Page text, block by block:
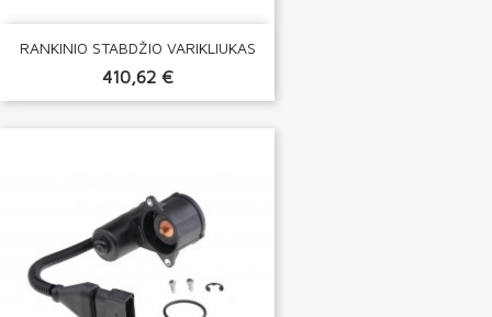
RANKINIO STABDŽIO VARIKLIUKAS
410,62 €